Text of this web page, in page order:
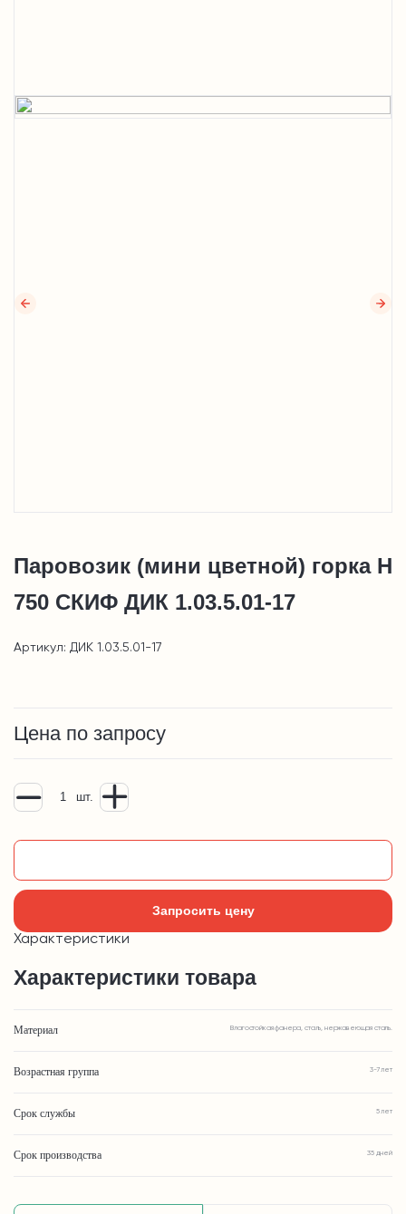
Паровозик (мини цветной) горка Н
750 СКИФ ДИК 1.03.5.01-17
Артикул: ДИК 1.03.5.01-17
Цена по запросу
шт.
Запросить цену
Характеристики
Характеристики товара
Материал Влагостойкая фанера, сталь, нержавеющая сталь.
Возрастная группа 3-7 лет
Срок службы 5 лет
Срок производства 35 дней